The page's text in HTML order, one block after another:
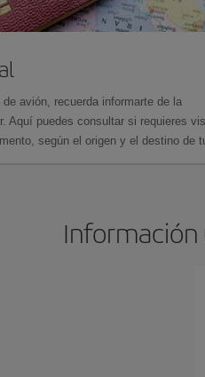
avión, recuerda informarte de la
Aquí puedes consultar si requieres
según el origen y el destino de
Información